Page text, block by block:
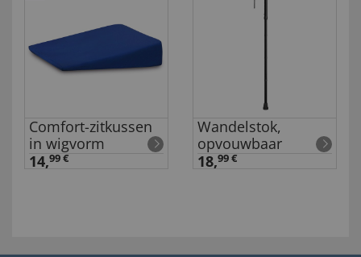
Comfort-zitkussen
in wigvorm
14,99 €
Wandelstok,
opvouwbaar
18,99 €